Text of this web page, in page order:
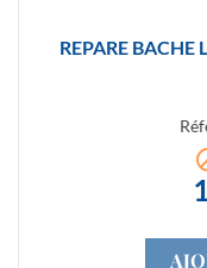
REPARE